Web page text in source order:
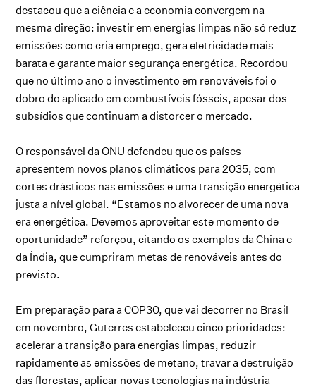
destacou que a ciência e a economia convergem na
mesma direção: investir em energias limpas não só reduz
emissões como cria emprego, gera eletricidade mais
barata e garante maior segurança energética. Recordou
que no último ano o investimento em renováveis foi o
dobro do aplicado em combustíveis fósseis, apesar dos
subsídios que continuam a distorcer o mercado.
O responsável da ONU defendeu que os países
apresentem novos planos climáticos para 2035, com
cortes drásticos nas emissões e uma transição energética
justa a nível global. “Estamos no alvorecer de uma nova
era energética. Devemos aproveitar este momento de
oportunidade” reforçou, citando os exemplos da China e
da Índia, que cumpriram metas de renováveis antes do
previsto.
Em preparação para a COP30, que vai decorrer no Brasil
em novembro, Guterres estabeleceu cinco prioridades:
acelerar a transição para energias limpas, reduzir
rapidamente as emissões de metano, travar a destruição
das florestas, aplicar novas tecnologias na indústria